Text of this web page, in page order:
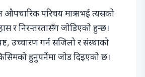
औपचारिक परिचय मात्र नभई त्यसको
र निरन्तरतासँग जोडिएको हुन्छ।
उच्चारण गर्न सजिलो र संस्थाको
हुनुपर्नेमा जोड दिइएको छ।